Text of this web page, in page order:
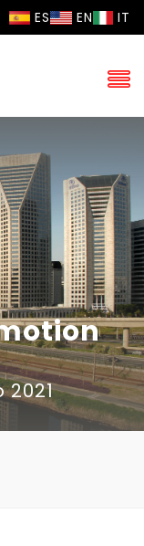
ES EN IT
2021